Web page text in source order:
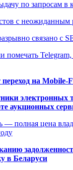
по запросам в
с неожиданным
связано с
помечать
переход на Mobile-
электронных
аукционных
— полная цена
в Беларуси